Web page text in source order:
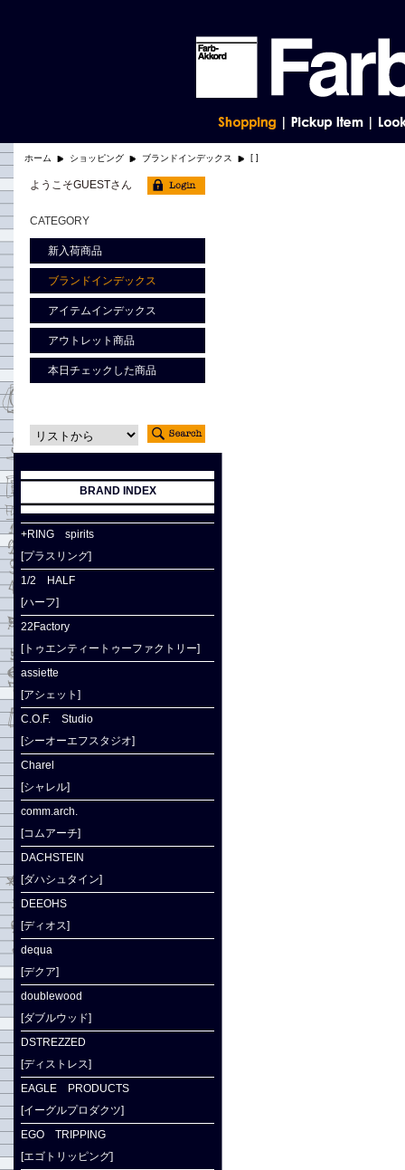
ホーム ショッピング ブランドインデックス [ ]
ようこそGUESTさん
CATEGORY
新入荷商品
ブランドインデックス
アイテムインデックス
アウトレット商品
本日チェックした商品
BRAND INDEX
+RING spirits
[プラスリング]
1/2 HALF
[ハーフ]
22Factory
[トゥエンティートゥーファクトリー]
assiette
[アシェット]
C.O.F. Studio
[シーオーエフスタジオ]
Charel
[シャレル]
comm.arch.
[コムアーチ]
DACHSTEIN
[ダハシュタイン]
DEEOHS
[ディオス]
dequa
[デクア]
doublewood
[ダブルウッド]
DSTREZZED
[ディストレス]
EAGLE PRODUCTS
[イーグルプロダクツ]
EGO TRIPPING
[エゴトリッピング]